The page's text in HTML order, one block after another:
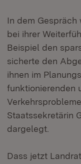
In dem
bei ihrer
Beispiel den
sicherte den
ihnen im
funktionierenden
Staatssekretärin
dargelegt.
Dass jetzt